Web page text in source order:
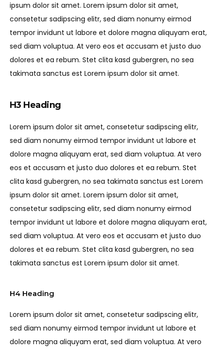
ipsum dolor sit amet. Lorem ipsum dolor sit amet,
consetetur sadipscing elitr, sed diam nonumy eirmod
tempor invidunt ut labore et dolore magna aliquyam erat,
sed diam voluptua. At vero eos et accusam et justo duo
dolores et ea rebum. Stet clita kasd gubergren, no sea
takimata sanctus est Lorem ipsum dolor sit amet.
H3 Heading
Lorem ipsum dolor sit amet, consetetur sadipscing elitr,
sed diam nonumy eirmod tempor invidunt ut labore et
dolore magna aliquyam erat, sed diam voluptua. At vero
eos et accusam et justo duo dolores et ea rebum. Stet
clita kasd gubergren, no sea takimata sanctus est Lorem
ipsum dolor sit amet. Lorem ipsum dolor sit amet,
consetetur sadipscing elitr, sed diam nonumy eirmod
tempor invidunt ut labore et dolore magna aliquyam erat,
sed diam voluptua. At vero eos et accusam et justo duo
dolores et ea rebum. Stet clita kasd gubergren, no sea
takimata sanctus est Lorem ipsum dolor sit amet.
H4 Heading
Lorem ipsum dolor sit amet, consetetur sadipscing elitr,
sed diam nonumy eirmod tempor invidunt ut labore et
dolore magna aliquyam erat, sed diam voluptua. At vero